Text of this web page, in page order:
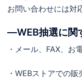
お問い合わせには対
―WEB抽選に関
・メール、FAX、お
・WEBストアでの販